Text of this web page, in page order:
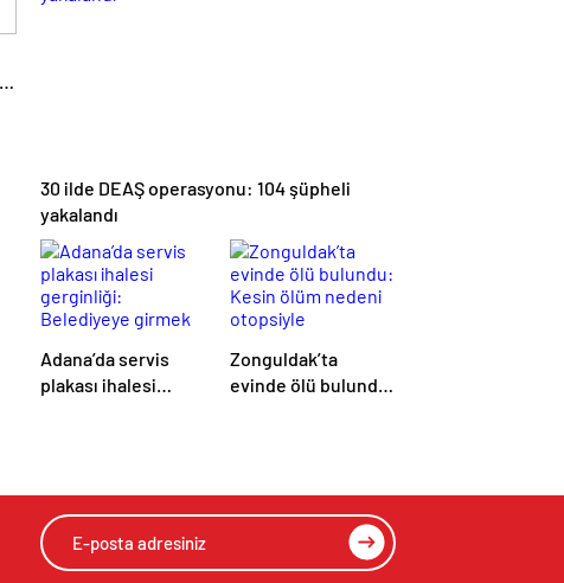
Gözaltı
30 ilde DEAŞ operasyonu: 104 şüpheli
yakalandı
Adana’da servis
plakası ihalesi
Zonguldak’ta
evinde ölü bulundu: